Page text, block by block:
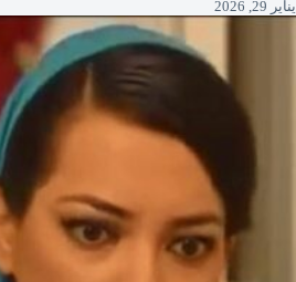
يناير 29, 2026